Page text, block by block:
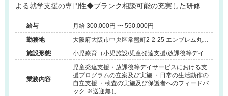
よる就学支援の専門性◆ブランク相談可能の充実した研修体
給与
月給 300,000円 〜 550,000円
勤務地
大阪府大阪市中央区常盤町2-2-25 エンブレム丸高
1-101
施設形態
小児療育（小児施設/児童発達支援/放課後等デイサ
ービス）
業務内容
児童発達支援・放課後等デイサービスにおける支
援プログラムの立案及び実施 ・日常の生活動作の
自立支援 ・検査の実施及び保護者へのフィードバ
ック ※送迎無し